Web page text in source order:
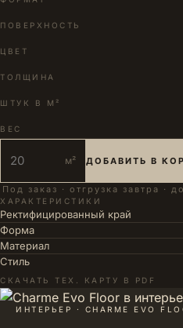
ПОВЕРХНОСТЬ
ЦВЕТ
ТОЛЩИНА
ШТУК В М²
ВЕС
м² ДОБАВИТЬ В
Под заказ · отгрузка завтра ·
ХАРАКТЕРИСТИКИ
Ректифицированный край
Форма
Материал
Стиль
СКАЧАТЬ ТЕХ. КАРТУ В PDF
ИНТЕРЬЕР · CHARME EVO